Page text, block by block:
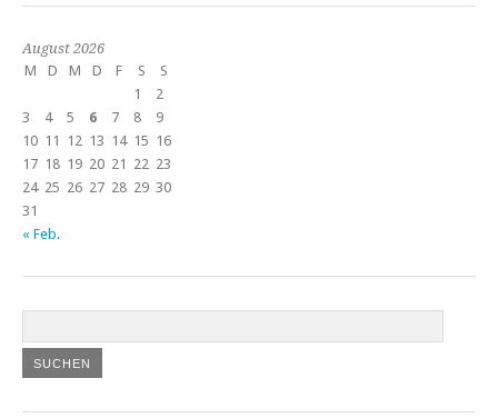
August 2026
M
D M D F S
S
1
2
3
4 5 6 7 8
9
10 11 12 13 14 15 16
17 18 19 20 21 22 23
24 25 26 27 28 29 30
31
« Feb.